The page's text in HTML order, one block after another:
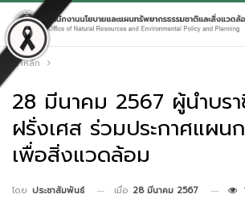
หน้าหลัก
28 มีนาคม 2567 ผู้นำบร
ฝรั่งเศส ร่วมประกาศแผน
เพื่อสิ่งแวดล้อม
โดย ประชาสัมพันธ์ เมื่อ 28 มีนาคม 2567